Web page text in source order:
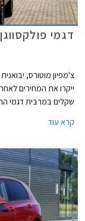
דגמי
צ'מפיון מוטורס,
ייקרו את המחירים
שקלים במרבית דגמי
קרא עוד